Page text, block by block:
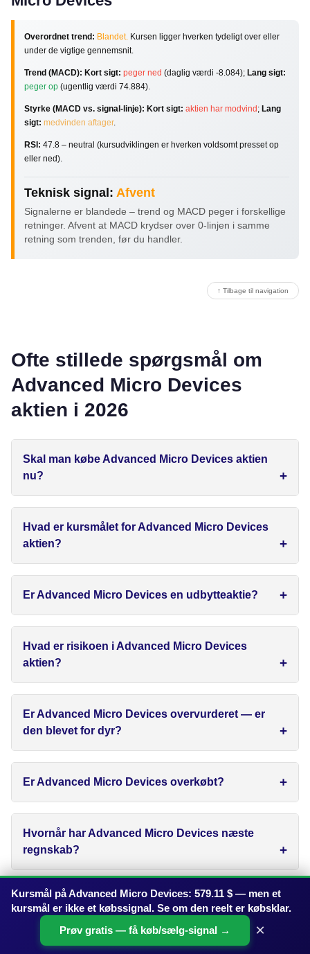
Overordnet trend: Blandet. Kursen ligger hverken tydeligt over eller
under de vigtige gennemsnit.
Trend (MACD): Kort sigt: peger ned (daglig værdi -8.084); Lang sigt:
peger op (ugentlig værdi 74.884).
Styrke (MACD vs. signal-linje): Kort sigt: aktien har modvind; Lang
sigt: medvinden aftager.
RSI: 47.8 – neutral (kursudviklingen er hverken voldsomt presset op
eller ned).
Teknisk signal: Afvent
Signalerne er blandede – trend og MACD peger i forskellige
retninger. Afvent at MACD krydser over 0-linjen i samme
retning som trenden, før du handler.
↑ Tilbage til navigation
Ofte stillede spørgsmål om
Advanced Micro Devices
aktien i 2026
Skal man købe Advanced Micro Devices aktien
nu?
Hvad er kursmålet for Advanced Micro Devices
aktien?
Er Advanced Micro Devices en udbytteaktie?
Hvad er risikoen i Advanced Micro Devices
aktien?
Er Advanced Micro Devices overvurderet — er
den blevet for dyr?
Er Advanced Micro Devices overkøbt?
Hvornår har Advanced Micro Devices næste
regnskab?
Er Advanced Micro Devices shortet?
Kursmål på Advanced Micro Devices: 579.11 $ — men et
kursmål er ikke et købssignal. Se om den reelt er købsklar.
Prøv gratis — få køb/sælg-signal →
×